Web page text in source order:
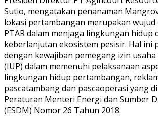
Sutio, mengatakan penanaman
lokasi pertambangan merupakan
PTAR dalam menjaga lingkungan hidup
keberlanjutan ekosistem pesisir. Hal ini
dengan kewajiban pemegang izin
(IUP) dalam memenuhi pelaksanaan
lingkungan hidup pertambangan,
pascatambang dan pascaoperasi yang
Peraturan Menteri Energi dan Sumber
(ESDM) Nomor 26 Tahun 2018.